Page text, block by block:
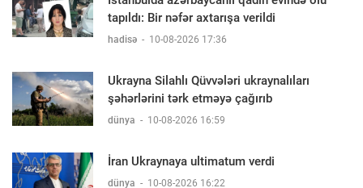
tapıldı: Bir nəfər axtarışa verildi
hadisə - 10-08-2026 17:36
Ukrayna Silahlı Qüvvələri ukraynalıları
şəhərlərini tərk etməyə çağırıb
dünya - 10-08-2026 16:59
İran Ukraynaya ultimatum verdi
dünya - 10-08-2026 16:22